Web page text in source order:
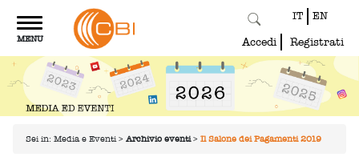
Toggle
navigation
MENU
IT EN
Accedi Registrati
Sei in: Media e Eventi > Archivio eventi > Il Salone dei Pagamenti 2019